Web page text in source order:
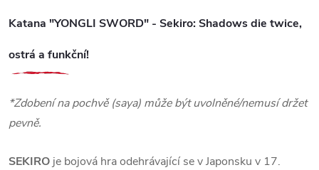
Katana "YONGLI SWORD" - Sekiro: Shadows die twice,
ostrá a funkční!
*Zdobení na pochvě (saya) může být uvolněné/nemusí držet
pevně.
SEKIRO je bojová hra odehrávající se v Japonsku v 17.